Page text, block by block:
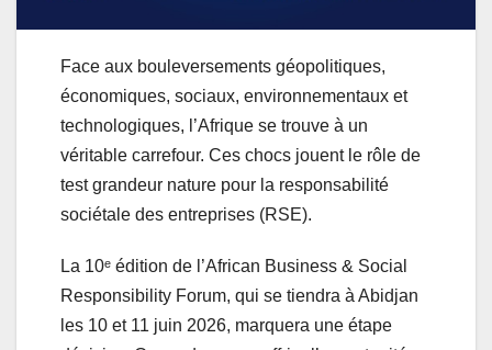
Face aux bouleversements géopolitiques,
économiques, sociaux, environnementaux et
technologiques, l’Afrique se trouve à un
véritable carrefour. Ces chocs jouent le rôle de
test grandeur nature pour la responsabilité
sociétale des entreprises (RSE).
La 10ᵉ édition de l’African Business & Social
Responsibility Forum, qui se tiendra à Abidjan
les 10 et 11 juin 2026, marquera une étape